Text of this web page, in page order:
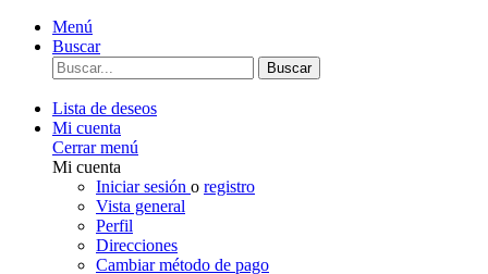
Menú
Buscar
Buscar
Lista de deseos
Mi cuenta
Cerrar menú
Mi cuenta
Iniciar sesión o registro
Vista general
Perfil
Direcciones
Cambiar método de pago